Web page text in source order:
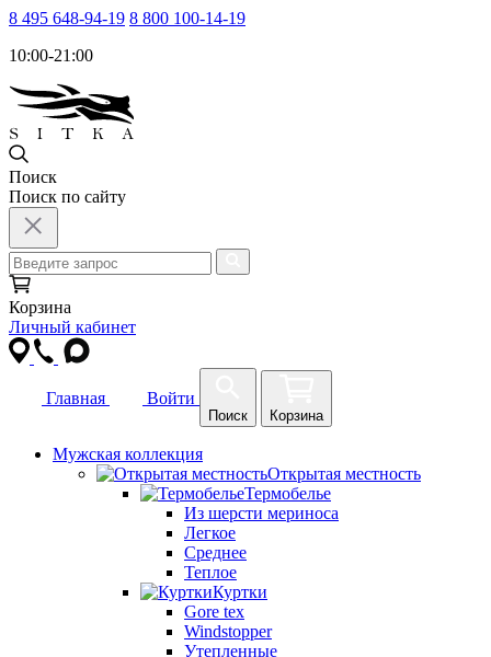
8 495 648-94-19 8 800 100-14-19
10:00-21:00
Поиск
Поиск по сайту
Корзина
Личный кабинет
Главная Войти
Поиск Корзина
Мужская коллекция
Открытая местность
Термобелье
Из шерсти мериноса
Легкое
Среднее
Теплое
Куртки
Gore tex
Windstopper
Утепленные